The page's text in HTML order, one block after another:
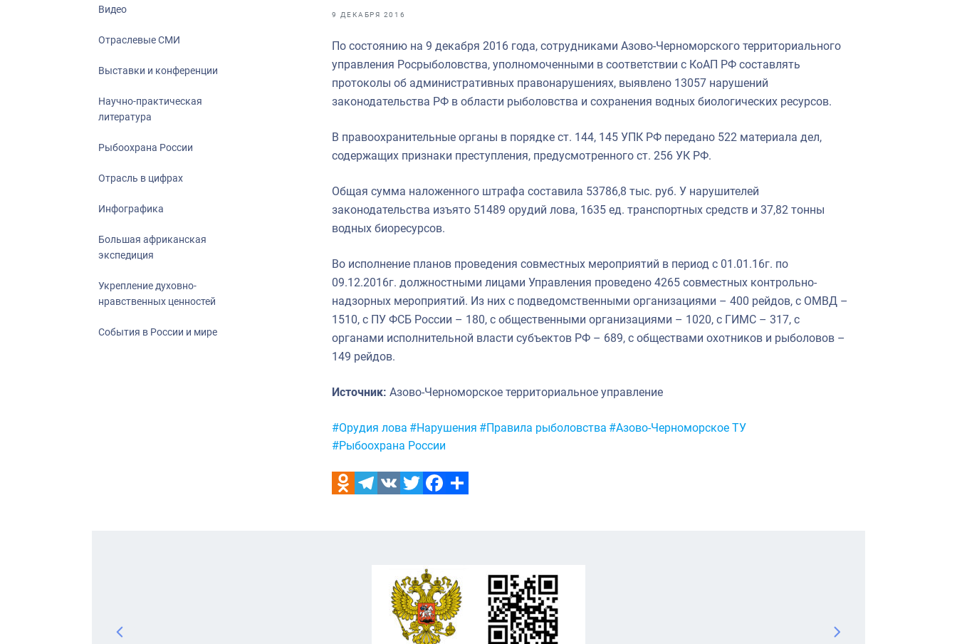
Видео
Отраслевые СМИ
Выставки и конференции
Научно-практическая
литература
Рыбоохрана России
Отрасль в цифрах
Инфографика
Большая африканская
экспедиция
Укрепление духовно-
нравственных ценностей
События в России и мире
9 ДЕКАБРЯ 2016
По состоянию на 9 декабря 2016 года, сотрудниками Азово-Черноморского территориального
управления Росрыболовства, уполномоченными в соответствии с КоАП РФ составлять
протоколы об административных правонарушениях, выявлено 13057 нарушений
законодательства РФ в области рыболовства и сохранения водных биологических ресурсов.
В правоохранительные органы в порядке ст. 144, 145 УПК РФ передано 522 материала дел,
содержащих признаки преступления, предусмотренного ст. 256 УК РФ.
Общая сумма наложенного штрафа составила 53786,8 тыс. руб. У нарушителей
законодательства изъято 51489 орудий лова, 1635 ед. транспортных средств и 37,82 тонны
водных биоресурсов.
Во исполнение планов проведения совместных мероприятий в период с 01.01.16г. по
09.12.2016г. должностными лицами Управления проведено 4265 совместных контрольно-
надзорных мероприятий. Из них с подведомственными организациями – 400 рейдов, с ОМВД –
1510, с ПУ ФСБ России – 180, с общественными организациями – 1020, с ГИМС – 317, с
органами исполнительной власти субъектов РФ – 689, с обществами охотников и рыболовов –
149 рейдов.
Источник: Азово-Черноморское территориальное управление
Метки:
#Орудия лова #Нарушения #Правила рыболовства #Азово-Черноморское ТУ
#Рыбоохрана России